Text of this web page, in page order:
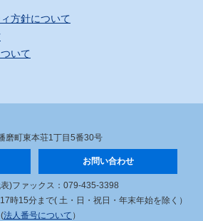
方針について
いて
磨町東本荘1丁目5番30号
お問い合わせ
)ファックス：079-435-3398
時15分まで( 土・日・祝日・年末年始を除く）
法人番号について ）